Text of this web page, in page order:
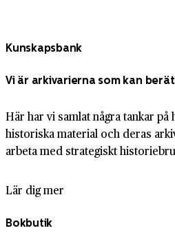
Kunskapsbank
Vi är arkivarierna som kan
Här har vi samlat några tankar
historiska material och deras
arbeta med strategiskt
Lär dig mer
Bokbutik